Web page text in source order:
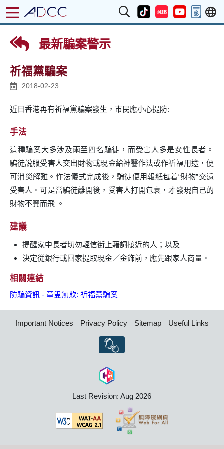
最新騙案警示
祈福黨騙案
2018-02-23
近日香港再有祈福黨騙案發生，市民應小心提防:
手法
這種騙案大多涉及兩至四名騙徒，而受害人多是女性長者。
騙徒說服受害人交出財物或現金給神醫作法或作祈福用途，便
可消災解難。作法儀式完成後，騙徒便用報紙包着“財物”交還
受害人。可是當騙徒離開後，受害人打開包裹，才發現自己的
財物不翼而飛 。
建議
提醒家中長者切勿輕信街上藉詞接近的人；以及
決定從銀行或回家提取現金／金飾前，應先跟家人商量。
相關連結
防騙資訊 - 童叟無欺: 祈福黨騙案
Important Notices Privacy Policy Sitemap Useful Links
Last Revision: Aug 2026